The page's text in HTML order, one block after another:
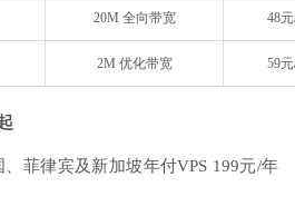
20M 全向带宽 48
2M 优化带宽 59
菲律宾及新加坡年付VPS 199元/年